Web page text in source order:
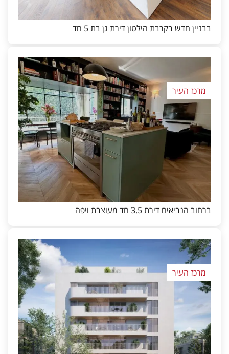
בבניין חדש בקרבת הילטון דירת גן בת 5 חד
מרכז העיר
ברחוב הנביאים דירת 3.5 חד מעוצבת ויפה
מרכז העיר